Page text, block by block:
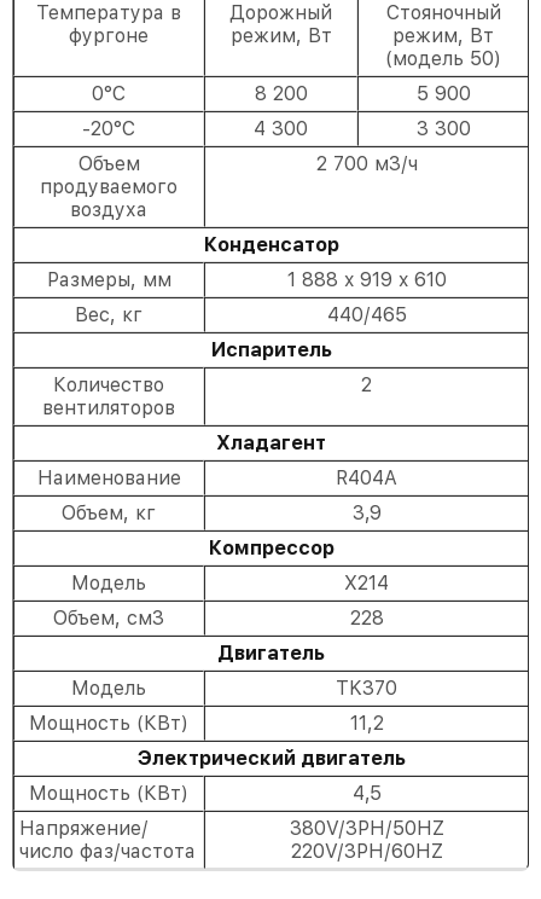
Температура в
фургоне
Дорожный
режим, Вт
Стояночный
режим, Вт
(модель 50)
0°C
8 200
5 900
-20°C
4 300
3 300
Объем
продуваемого
воздуха
2 700 м3/ч
Конденсатор
Размеры, мм
1 888 x 919 x 610
Вес, кг
440/465
Испаритель
Количество
вентиляторов
2
Хладагент
Наименование
R404A
Объем, кг
3,9
Компрессор
Модель
X214
Объем, см3
228
Двигатель
Модель
TK370
Мощность (КВт)
11,2
Электрический двигатель
Мощность (КВт)
4,5
Напряжение/
число фаз/частота
380V/3PH/50HZ
220V/3PH/60HZ